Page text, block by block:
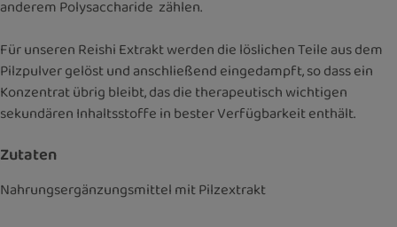
anderem Polysaccharide zählen.
Für unseren Reishi Extrakt werden die löslichen Teile aus dem
Pilzpulver gelöst und anschließend eingedampft, so dass ein
Konzentrat übrig bleibt, das die therapeutisch wichtigen
sekundären Inhaltsstoffe in bester Verfügbarkeit enthält.
Zutaten
Nahrungsergänzungsmittel mit Pilzextrakt